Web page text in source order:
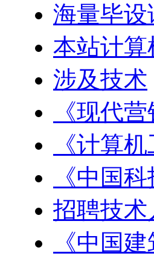
海量毕设
本站计
涉及技术
《现代
《计算
《中国
招聘技术
《中国